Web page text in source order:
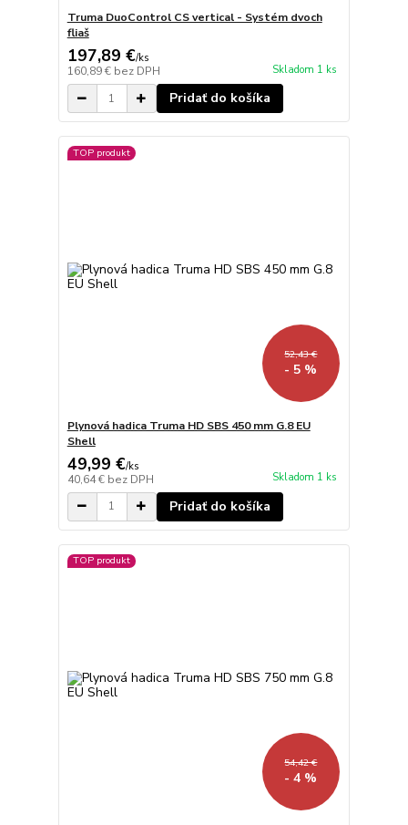
Truma DuoControl CS vertical - Systém dvoch
fliaš
197,89 €/ks
160,89 € bez DPH Skladom 1 ks
Pridať do košíka
TOP produkt
52,43 €
- 5 %
Plynová hadica Truma HD SBS 450 mm G.8 EU
Shell
49,99 €/ks
40,64 € bez DPH Skladom 1 ks
Pridať do košíka
TOP produkt
54,42 €
- 4 %